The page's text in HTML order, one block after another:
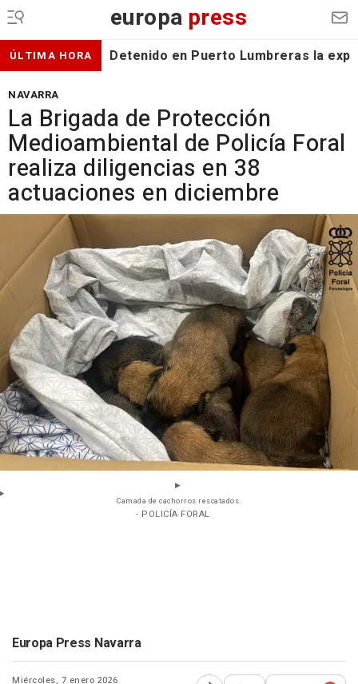
europa press
ÚLTIMA HORA Detenido en Puerto Lumbreras la
NAVARRA
La Brigada de Protección
Medioambiental de Policía Foral
realiza diligencias en 38
actuaciones en diciembre
Camada de cachorros rescatados.
- POLICÍA FORAL
Europa Press Navarra
Miércoles, 7 enero 2026